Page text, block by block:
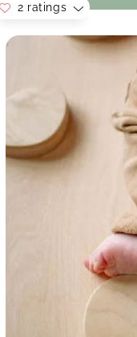
you will learn
2 ratings
Es war so schön
Woche viel
für die kleinen
der Austausch
war wunderbar.